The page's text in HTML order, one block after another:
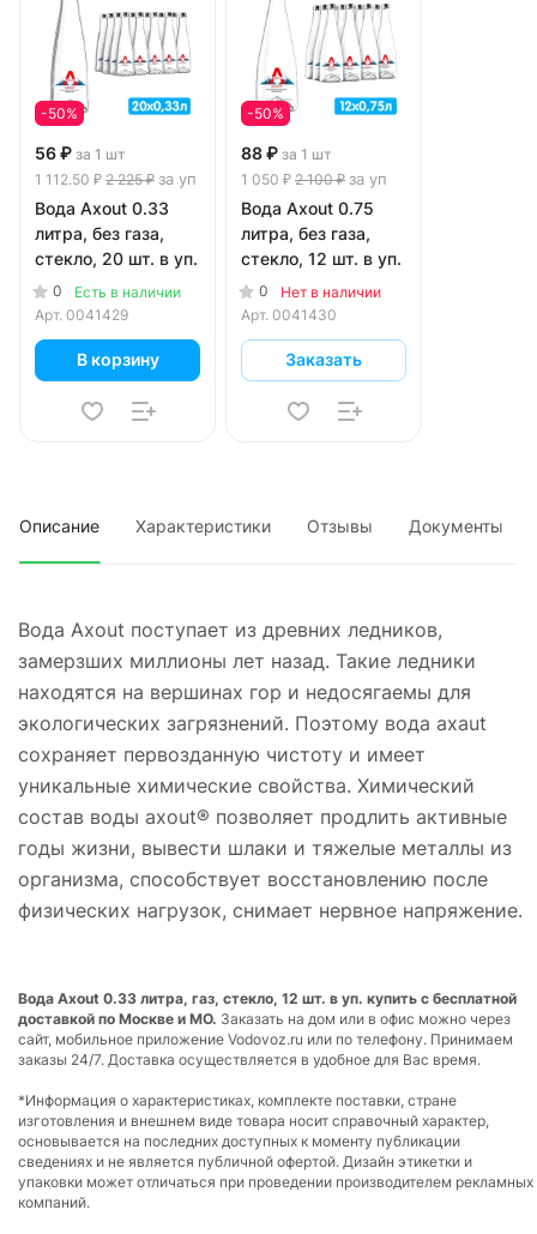
-50%
56 ₽ за 1 шт
1 112.50 ₽ 2 225 ₽ за уп
Вода Axout 0.33
литра, без газа,
стекло, 20 шт. в уп.
0
Есть в наличии
Арт. 0041429
В корзину
-50%
88 ₽ за 1 шт
1 050 ₽ 2 100 ₽ за уп
Вода Axout 0.75
литра, без газа,
стекло, 12 шт. в уп.
0
Нет в наличии
Арт. 0041430
Заказать
Описание Характеристики Отзывы Документы
Вода Axout поступает из древних ледников,
замерзших миллионы лет назад. Такие ледники
находятся на вершинах гор и недосягаемы для
экологических загрязнений. Поэтому вода axaut
сохраняет первозданную чистоту и имеет
уникальные химические свойства. Химический
состав воды axout®️ позволяет продлить активные
годы жизни, вывести шлаки и тяжелые металлы из
организма, способствует восстановлению после
физических нагрузок, снимает нервное напряжение.
Вода Axout 0.33 литра, газ, стекло, 12 шт. в уп. купить с бесплатной
доставкой по Москве и МО. Заказать на дом или в офис можно через
сайт, мобильное приложение Vodovoz.ru или по телефону. Принимаем
заказы 24/7. Доставка осуществляется в удобное для Вас время.
*Информация о характеристиках, комплекте поставки, стране
изготовления и внешнем виде товара носит справочный характер,
основывается на последних доступных к моменту публикации
сведениях и не является публичной офертой. Дизайн этикетки и
упаковки может отличаться при проведении производителем рекламных
компаний.